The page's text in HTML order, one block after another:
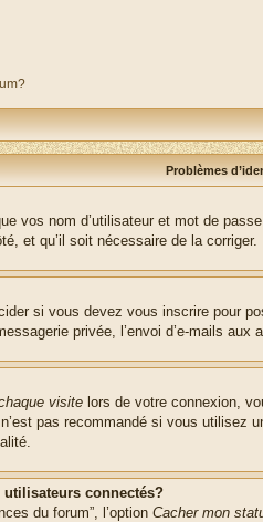
Problèmes
vos nom d’utilisateur et mot de
et qu’il soit nécessaire de la corriger.
si vous devez vous inscrire pour
privée, l’envoi d’e-mails
visite lors de votre connexion,
pas recommandé si vous
utilisateurs connectés?
du forum”, l’option Cacher mon